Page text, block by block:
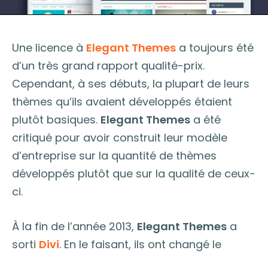
Une licence à Elegant Themes a toujours été
d’un très grand rapport qualité-prix.
Cependant, à ses débuts, la plupart de leurs
thèmes qu’ils avaient développés étaient
plutôt basiques. Elegant Themes a été
critiqué pour avoir construit leur modèle
d’entreprise sur la quantité de thèmes
développés plutôt que sur la qualité de ceux-
ci.
À la fin de l’année 2013, Elegant Themes a
sorti Divi. En le faisant, ils ont changé le